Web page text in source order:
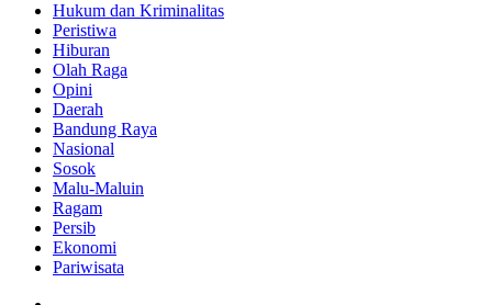
Hukum dan Kriminalitas
Peristiwa
Hiburan
Olah Raga
Opini
Daerah
Bandung Raya
Nasional
Sosok
Malu-Maluin
Ragam
Persib
Ekonomi
Pariwisata